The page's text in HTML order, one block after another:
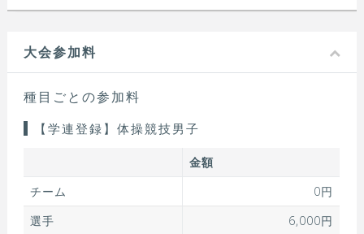
大会参加料
種目ごとの参加料
【学連登録】体操競技男子
金額
チーム
0円
選手
6,000円